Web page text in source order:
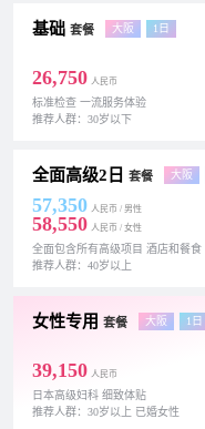
基础 套餐 大阪 1日
26,750 人民币
标准检查 一流服务体验
推荐人群：30岁以下
全面高级2日 套餐 大阪
57,350 人民币 / 男性
58,550 人民币 / 女性
全面包含所有高级项目 酒店和餐食
推荐人群：40岁以上
女性专用 套餐 大阪 1日
39,150 人民币
日本高级妇科 细致体贴
推荐人群：30岁以上 已婚女性